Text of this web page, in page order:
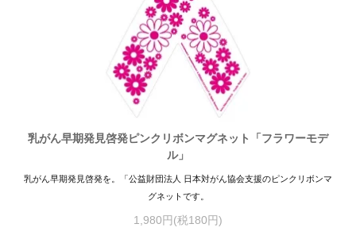
乳がん早期発見啓発ピンクリボンマグネット「フラワーモデ
ル」
乳がん早期発見啓発を。「公益財団法人 日本対がん協会支援のピンクリボンマ
グネットです。
1,980円(税180円)